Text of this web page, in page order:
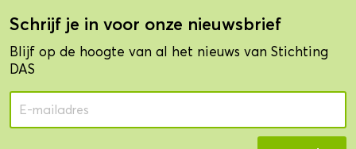
Schrijf je in voor onze nieuwsbrief
Blijf op de hoogte van al het nieuws van Stichting
DAS